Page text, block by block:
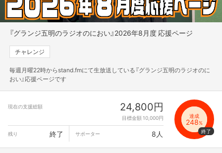
『グランジ五明のラジオのにおい』2026年8月度 応援ページ
チャレンジ
毎週月曜22時からstand.fmにて生放送している『グランジ五明のラジオのに
おい』応援ページです
現在の支援総額 24,800円
目標金額 10,000円 達成
248%
残り
終了 サポーター 8人